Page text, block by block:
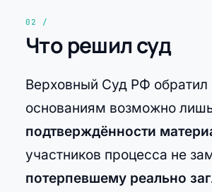
Что решил суд
Верховный Суд РФ
основаниям возможно
подтверждённости
участников процесса не
потерпевшему реально